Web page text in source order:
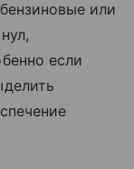
или
если